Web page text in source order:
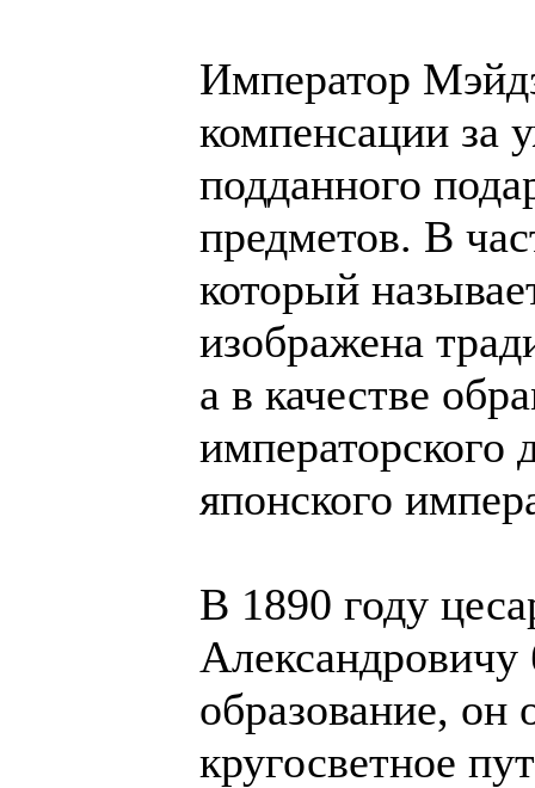
Император
компенсации за
подданного
предметов. В
который
изображена
а в качестве
императорского
японского
В 1890 году
Александровичу
образование, он
кругосветное